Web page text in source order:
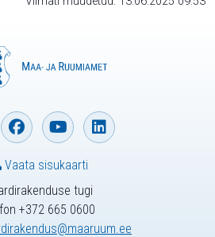
tugi
+372 665 0600
Vaata sisukaarti